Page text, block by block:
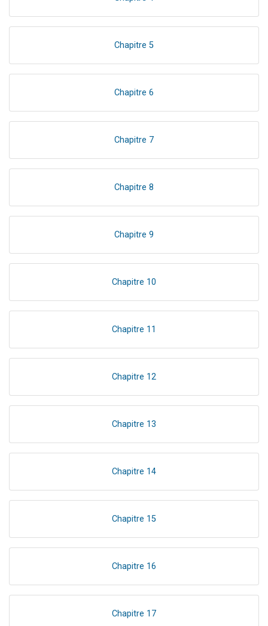
Chapitre 5
Chapitre 6
Chapitre 7
Chapitre 8
Chapitre 9
Chapitre 10
Chapitre 11
Chapitre 12
Chapitre 13
Chapitre 14
Chapitre 15
Chapitre 16
Chapitre 17